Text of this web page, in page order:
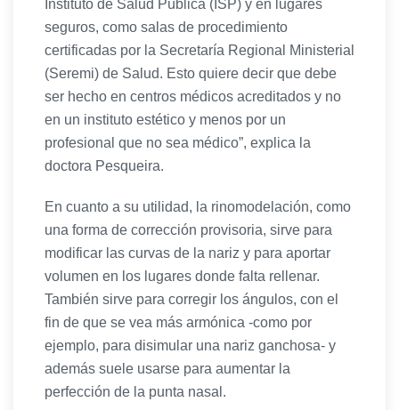
Instituto de Salud Pública (ISP) y en lugares
seguros, como salas de procedimiento
certificadas por la Secretaría Regional Ministerial
(Seremi) de Salud. Esto quiere decir que debe
ser hecho en centros médicos acreditados y no
en un instituto estético y menos por un
profesional que no sea médico”, explica la
doctora Pesqueira.
En cuanto a su utilidad, la rinomodelación, como
una forma de corrección provisoria, sirve para
modificar las curvas de la nariz y para aportar
volumen en los lugares donde falta rellenar.
También sirve para corregir los ángulos, con el
fin de que se vea más armónica -como por
ejemplo, para disimular una nariz ganchosa- y
además suele usarse para aumentar la
perfección de la punta nasal.